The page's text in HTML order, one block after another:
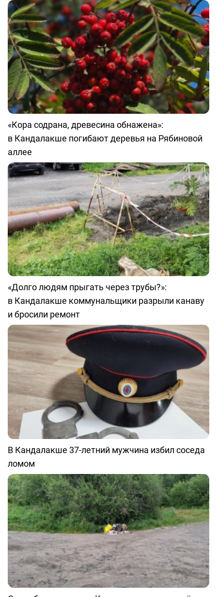
«Кора содрана, древесина обнажена»:
в Кандалакше погибают деревья на Рябиновой
аллее
«Долго людям прыгать через трубы?»:
в Кандалакше коммунальщики разрыли канаву
и бросили ремонт
В Кандалакше 37-летний мужчина избил соседа
ломом